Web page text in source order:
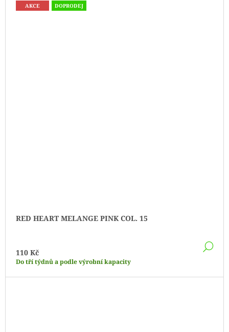
AKCE DOPRODEJ
RED HEART MELANGE PINK COL. 15
110 Kč
Do tří týdnů a podle výrobní kapacity